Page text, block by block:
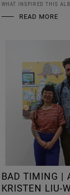
WHAT INSPIRED THIS
READ MORE
BAD TIMING |
KRISTEN LIU-